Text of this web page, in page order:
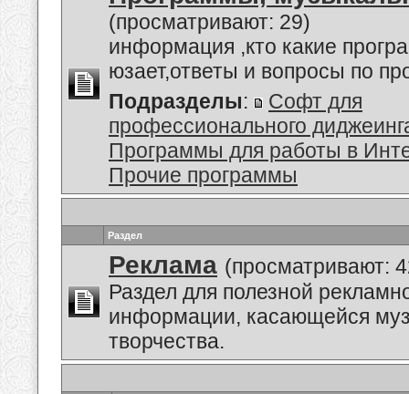
(просматривают: 29)
информация ,кто какие
юзает,ответы и вопросы по
Подразделы:
Софт для
профессионального
Программы для работы в
Прочие программы
Раздел
Реклама (просматривают:
Раздел для полезной
информации, касающейся
творчества.